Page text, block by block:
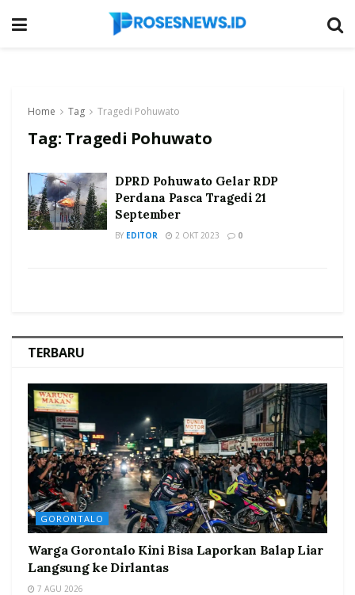
Home Tag Tragedi Pohuwato
Tag: Tragedi Pohuwato
DPRD Pohuwato Gelar RDP
Perdana Pasca Tragedi 21
September
BY EDITOR 2 OKT 2023 0
TERBARU
GORONTALO
Warga Gorontalo Kini Bisa Laporkan Balap Liar
Langsung ke Dirlantas
7 AGU 2026